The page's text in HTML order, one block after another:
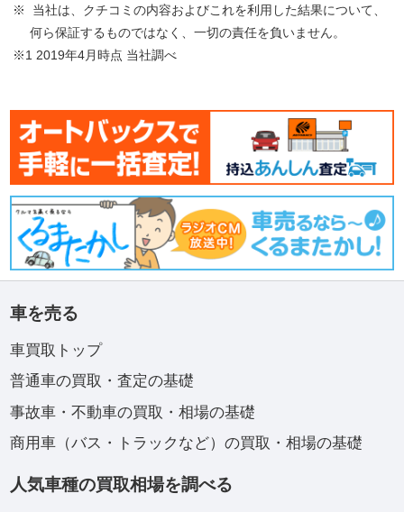
※ 当社は、クチコミの内容およびこれを利用した結果について、
何ら保証するものではなく、一切の責任を負いません。
※1 2019年4月時点 当社調べ
車を売る
車買取トップ
普通車の買取・査定の基礎
事故車・不動車の買取・相場の基礎
商用車（バス・トラックなど）の買取・相場の基礎
人気車種の買取相場を調べる